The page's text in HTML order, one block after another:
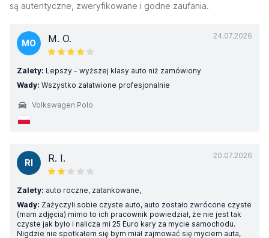
są autentyczne, zweryfikowane i godne zaufania.
24.07.2026
MO M. O.
Zalety: Lepszy - wyższej klasy auto niż zamówiony
Wady: Wszystko załatwione profesjonalnie
Volkswagen Polo
20.07.2026
RI R. I.
Zalety: auto roczne, zatankowane,
Wady: Zażyczyli sobie czyste auto, auto zostało zwrócone czyste
(mam zdjęcia) mimo to ich pracownik powiedział, że nie jest tak
czyste jak było i nalicza mi 25 Euro kary za mycie samochodu.
Nigdzie nie spotkałem się bym miał zajmować się myciem auta,